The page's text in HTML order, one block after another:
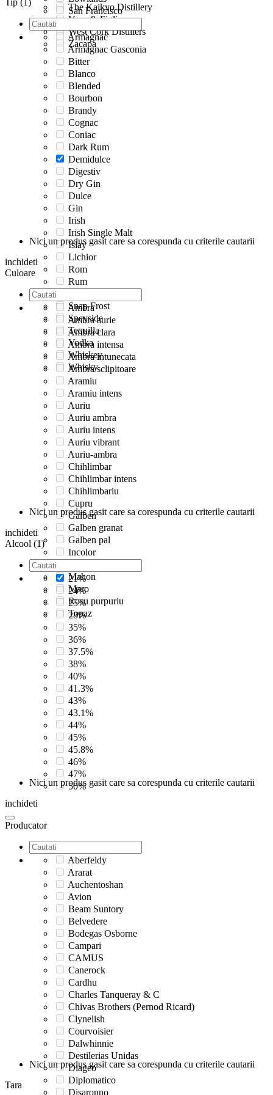
The Kaikyo Distillery
Vena & Figli
West Cork Distillers
Zacapa
San Francisco
Armagnac
Armagnac Gasconia
Bitter
Blanco
Blended
Bourbon
Brandy
Cognac
Coniac
Dark Rum
Demidulce
Digestiv
Dry Gin
Dulce
Gin
Irish
Irish Single Malt
Islay
Lichior
Rom
Rum
Snap Frost
Speyside
Tequilla
Vodka
Whiskey
Whisky
Nici un produs gasit care sa corespunda cu criterile cautarii
inchideti
Culoare
Ambra
Ambra aurie
Ambra clara
Ambra intensa
Ambra intunecata
Ambra sclipitoare
Aramiu
Aramiu intens
Auriu
Auriu ambra
Auriu intens
Auriu vibrant
Auriu-ambra
Chihlimbar
Chihlimbar intens
Chihlimbariu
Cupru
Galben
Galben granat
Galben pal
Incolor
Mahon
Maro
Rosu purpuriu
Topaz
Nici un produs gasit care sa corespunda cu criterile cautarii
inchideti
Alcool (1)
21%
24%
25%
28%
35%
36%
37.5%
38%
40%
41.3%
43%
43.1%
44%
45%
45.8%
46%
47%
50%
Nici un produs gasit care sa corespunda cu criterile cautarii
inchideti
Producator
Aberfeldy
Ararat
Auchentoshan
Avion
Beam Suntory
Belvedere
Bodegas Osborne
Campari
CAMUS
Canerock
Cardhu
Charles Tanqueray & C
Chivas Brothers (Pernod Ricard)
Clynelish
Courvoisier
Dalwhinnie
Destilerias Unidas
Diageo
Diplomatico
Disaronno
Nici un produs gasit care sa corespunda cu criterile cautarii
Tara